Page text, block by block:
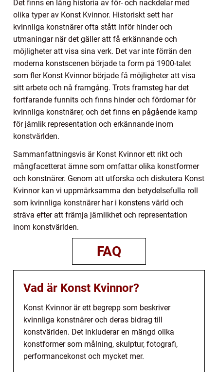
Det finns en lång historia av för- och nackdelar med
olika typer av Konst Kvinnor. Historiskt sett har
kvinnliga konstnärer ofta stått inför hinder och
utmaningar när det gäller att få erkännande och
möjligheter att visa sina verk. Det var inte förrän den
moderna konstscenen började ta form på 1900-talet
som fler Konst Kvinnor började få möjligheter att visa
sitt arbete och nå framgång. Trots framsteg har det
fortfarande funnits och finns hinder och fördomar för
kvinnliga konstnärer, och det finns en pågående kamp
för jämlik representation och erkännande inom
konstvärlden.
Sammanfattningsvis är Konst Kvinnor ett rikt och
mångfacetterat ämne som omfattar olika konstformer
och konstnärer. Genom att utforska och diskutera Konst
Kvinnor kan vi uppmärksamma den betydelsefulla roll
som kvinnliga konstnärer har i konstens värld och
sträva efter att främja jämlikhet och representation
inom konstvärlden.
FAQ
Vad är Konst Kvinnor?
Konst Kvinnor är ett begrepp som beskriver
kvinnliga konstnärer och deras bidrag till
konstvärlden. Det inkluderar en mängd olika
konstformer som målning, skulptur, fotografi,
performancekonst och mycket mer.